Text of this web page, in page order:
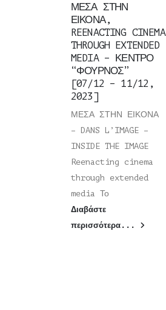
ΜΕΣΑ ΣΤΗΝ
ΕΙΚΟΝΑ,
REENACTING CINEMA
THROUGH EXTENDED
MEDIA – ΚΕΝΤΡΟ
“ΦΟΥΡΝΟΣ”
[07/12 – 11/12,
2023]
ΜΕΣΑ ΣΤΗΝ ΕΙΚΟΝΑ
– DANS L’IMAGE –
INSIDE THE IMAGE
Reenacting cinema
through extended
media Το
Διαβάστε
περισσότερα...